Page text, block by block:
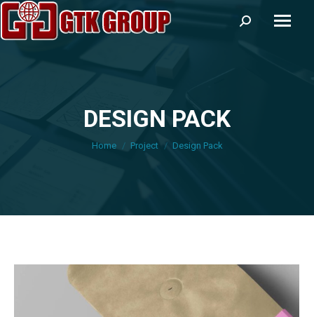
Search:
DESIGN PACK
You are here:
Home Project Design Pack